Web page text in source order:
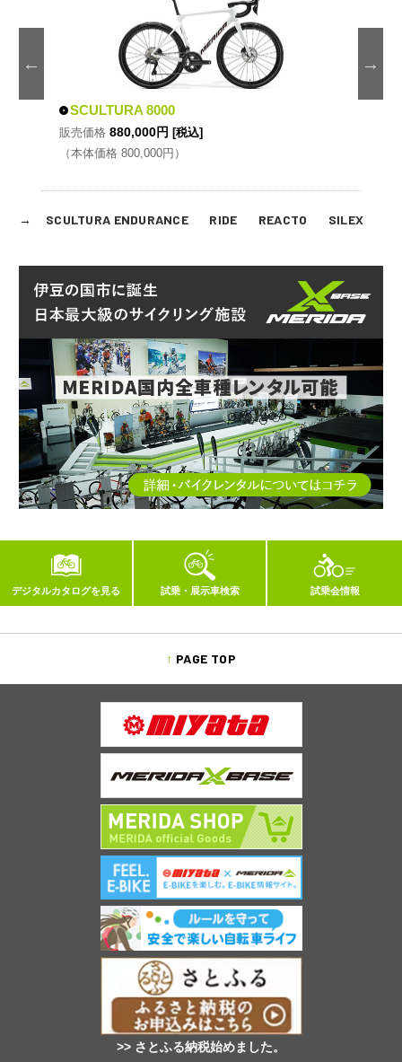
SCULTURA 8000
販売価格 880,000円 [税込]
（本体価格 800,000円）
SCULTURA ENDURANCE RIDE REACTO SILEX
デジタルカタログを見る 試乗・展示車検索 試乗会情報
PAGE TOP
>> さとふる納税始めました。